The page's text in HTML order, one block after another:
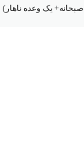
صبحانه+ یک وعده ناهار)